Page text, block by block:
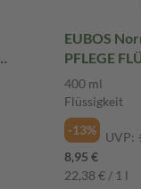
EUBOS
PFLEGE
DUSCH
400 ml
Flüssigkeit
-13%
UVP:
8,95 €
22,38 € / 1 l